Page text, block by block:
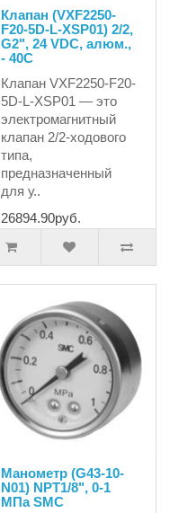
Клапан (VXF2250-
F20-5D-L-XSP01) 2/2,
G2", 24 VDC, алюм.,
- 40C
Клапан VXF2250-F20-
5D-L-XSP01 — это
электромагнитный
клапан 2/2-ходового
типа,
предназначенный
для у..
26894.90руб.
Манометр (G43-10-
N01) NPT1/8", 0-1
MПа SMC